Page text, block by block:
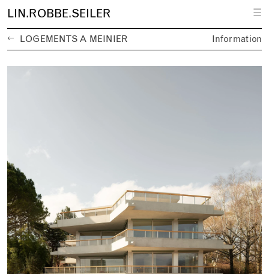
L IN. ROBBE.S EILER ☰
← LOGEMENTS À MEINIER Information